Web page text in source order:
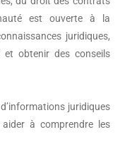
est ouverte à la
juridiques,
et obtenir des conseils
juridiques
à comprendre les